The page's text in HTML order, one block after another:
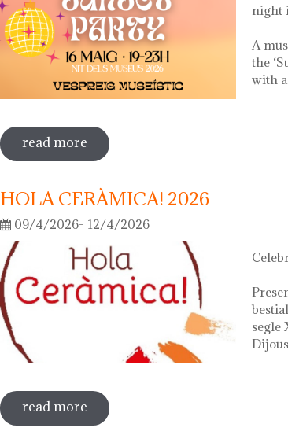
night
A
the
with
read more sobre night of the museums 2026
HOLA CERÀMICA! 2026
09/4/2026- 12/4/2026
segle
read more sobre hola ceràmica! 2026